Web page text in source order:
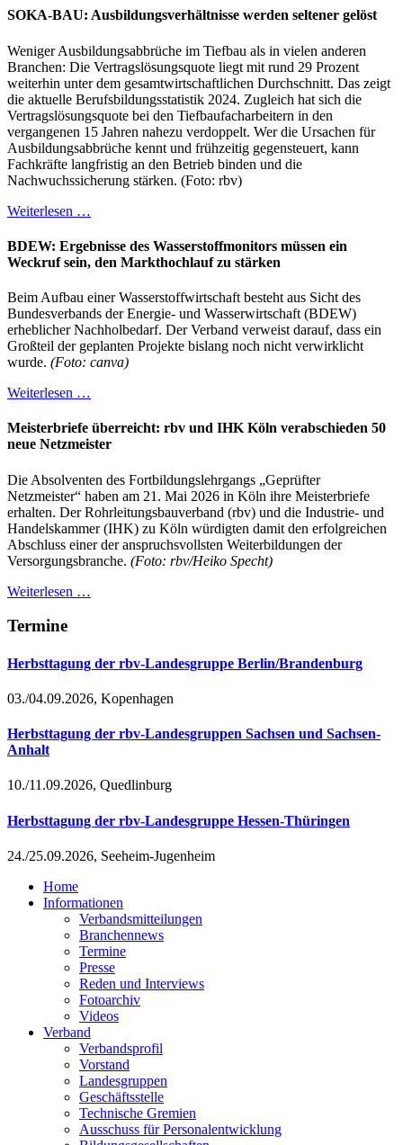
SOKA-BAU: Ausbildungsverhältnisse werden seltener gelöst
Weniger Ausbildungsabbrüche im Tiefbau als in vielen anderen
Branchen: Die Vertragslösungsquote liegt mit rund 29 Prozent
weiterhin unter dem gesamtwirtschaftlichen Durchschnitt. Das zeigt
die aktuelle Berufsbildungsstatistik 2024. Zugleich hat sich die
Vertragslösungsquote bei den Tiefbaufacharbeitern in den
vergangenen 15 Jahren nahezu verdoppelt. Wer die Ursachen für
Ausbildungsabbrüche kennt und frühzeitig gegensteuert, kann
Fachkräfte langfristig an den Betrieb binden und die
Nachwuchssicherung stärken. (Foto: rbv)
Weiterlesen …
BDEW: Ergebnisse des Wasserstoffmonitors müssen ein
Weckruf sein, den Markthochlauf zu stärken
Beim Aufbau einer Wasserstoffwirtschaft besteht aus Sicht des
Bundesverbands der Energie- und Wasserwirtschaft (BDEW)
erheblicher Nachholbedarf. Der Verband verweist darauf, dass ein
Großteil der geplanten Projekte bislang noch nicht verwirklicht
wurde. (Foto: canva)
Weiterlesen …
Meisterbriefe überreicht: rbv und IHK Köln verabschieden 50
neue Netzmeister
Die Absolventen des Fortbildungslehrgangs „Geprüfter
Netzmeister“ haben am 21. Mai 2026 in Köln ihre Meisterbriefe
erhalten. Der Rohrleitungsbauverband (rbv) und die Industrie- und
Handelskammer (IHK) zu Köln würdigten damit den erfolgreichen
Abschluss einer der anspruchsvollsten Weiterbildungen der
Versorgungsbranche. (Foto: rbv/Heiko Specht)
Weiterlesen …
Termine
Herbsttagung der rbv-Landesgruppe Berlin/Brandenburg
03./04.09.2026, Kopenhagen
Herbsttagung der rbv-Landesgruppen Sachsen und Sachsen-
Anhalt
10./11.09.2026, Quedlinburg
Herbsttagung der rbv-Landesgruppe Hessen-Thüringen
24./25.09.2026, Seeheim-Jugenheim
Home
Informationen
Verbandsmitteilungen
Branchennews
Termine
Presse
Reden und Interviews
Fotoarchiv
Videos
Verband
Verbandsprofil
Vorstand
Landesgruppen
Geschäftsstelle
Technische Gremien
Ausschuss für Personalentwicklung